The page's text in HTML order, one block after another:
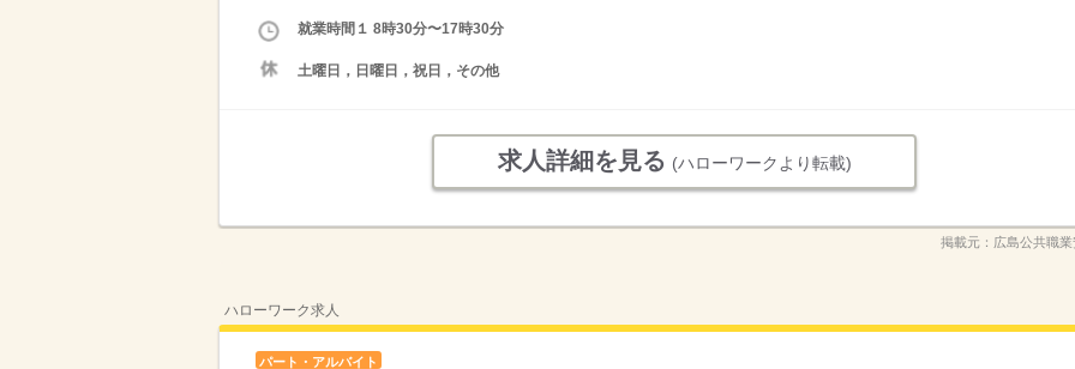
就業時間１ 8時30分〜17時30分
土曜日，日曜日，祝日，その他
求人詳細を見る (ハローワークより転載)
掲載元： 広島公共職
ハローワーク求人
パート・アルバイト